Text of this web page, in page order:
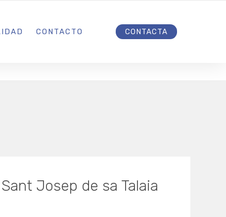
CONTACTO CONTACTA
Josep de sa Talaia